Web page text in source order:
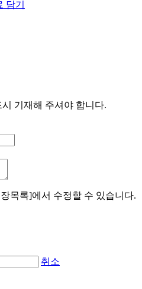
담기
기재해 주셔야 합니다.
목록]에서 수정할 수 있습니다.
취소